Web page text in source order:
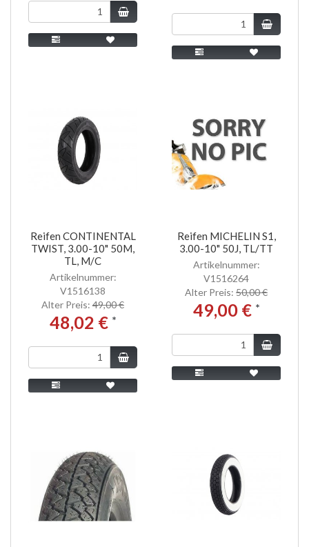
Reifen CONTINENTAL
TWIST, 3.00-10" 50M,
TL, M/C
Artikelnummer:
V1516138
Alter Preis: 49,00 €
48,02 € *
Reifen MICHELIN S1,
3.00-10" 50J, TL/TT
Artikelnummer:
V1516264
Alter Preis: 50,00 €
49,00 € *